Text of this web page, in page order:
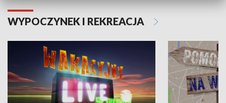
WYPOCZYNEK I REKREACJA